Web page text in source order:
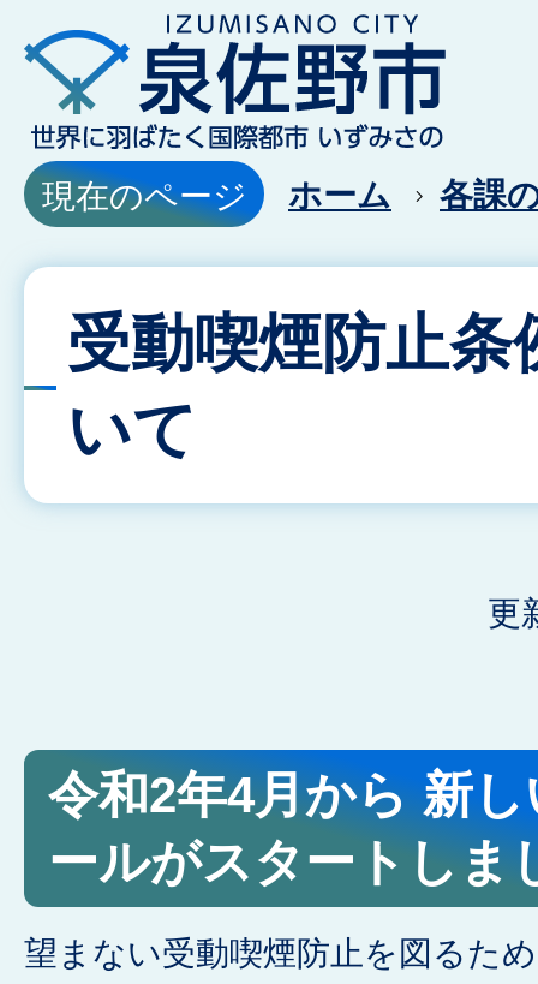
現在のページ ホーム 各課
受動喫煙防止条
いて
更
令和2年4月から 新
ールがスタートしま
望まない受動喫煙防止を図るた